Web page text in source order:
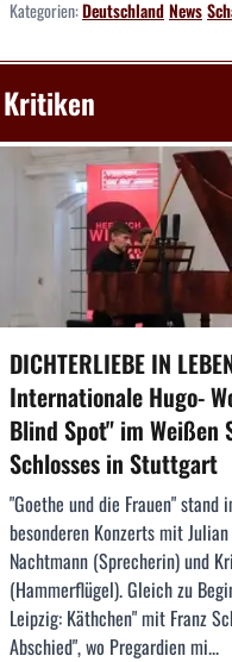
Kategorien:DeutschlandNews
Kritiken
DICHTERLIEBE IN
Internationale Hugo-
Blind Spot" im Weißen
Schlosses in Stuttgart
"Goethe und die Frauen"
besonderen Konzerts mit
Nachtmann (Sprecherin) und
(Hammerflügel). Gleich zu
Leipzig: Käthchen" mit Franz
Abschied", wo Pregardien mi...